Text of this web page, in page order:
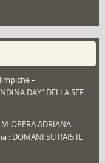
–
DAY” DELLA SEF
OPERA ADRIANA
: DOMANI SU RAI5 IL